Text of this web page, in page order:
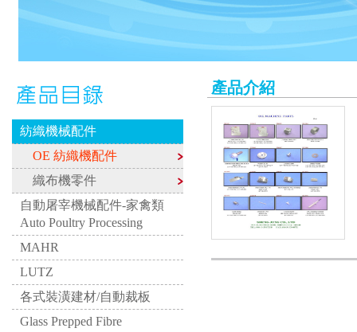
紡織機械配件
OE 紡織機配件
織布機零件
自動屠宰機械配件-家禽類
Auto Poultry Processing
MAHR
LUTZ
各式裝潢建材/自動裁板
Glass Prepped Fibre
產品介紹